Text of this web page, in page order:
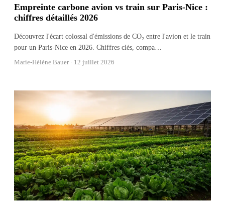
Empreinte carbone avion vs train sur Paris-Nice :
chiffres détaillés 2026
Découvrez l'écart colossal d'émissions de CO₂ entre l'avion et le train
pour un Paris-Nice en 2026. Chiffres clés, compa
Marie-Hélène Bauer · 12 juillet 2026